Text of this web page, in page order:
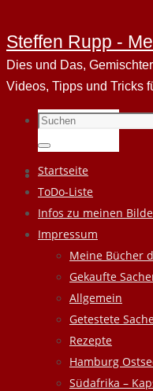
Steffen Rupp -
Dies und Das,
Videos, Tipps und Tricks
Suchen
nach:
Suchen
Zum
Inhalt
springen
Startseite
ToDo-Liste
Infos zu meinen
Impressum
Meine Bücher
Gekaufte
Allgemein
Getestete
Rezepte
Hamburg
Südafrika –